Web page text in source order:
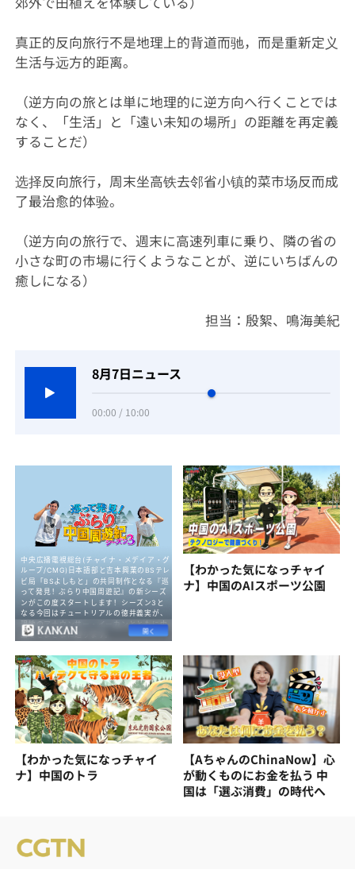
真正的反向旅行不是地理上的背道而驰，而是重新定义
生活与远方的距离。
（逆方向の旅とは単に地理的に逆方向へ行くことでは
なく、「生活」と「遠い未知の場所」の距離を再定義
することだ）
选择反向旅行，周末坐高铁去邻省小镇的菜市场反而成
了最治愈的体验。
（逆方向の旅行で、週末に高速列車に乗り、隣の省の
小さな町の市場に行くようなことが、逆にいちばんの
癒しになる）
担当：殷絮、鳴海美紀
8月7日ニュース
00:00 / 10:00
【わかった気になっチャイ
ナ】中国のAIスポーツ公園
【わかった気になっチャイ
ナ】中国のトラ
【AちゃんのChinaNow】心
が動くものにお金を払う 中
国は「選ぶ消費」の時代へ